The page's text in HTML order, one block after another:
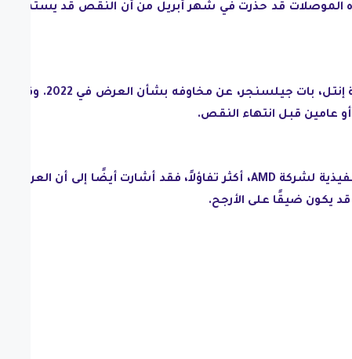
الموصلات قد حذرت في شهر أبريل من أن النقص قد يستمر حتى
كما أعرب الرئيس التنفيذي لشركة إنتل، بات جيلسنجر، عن مخاوفه بشأن العرض في 2022. وقال في
عامين قبل انتهاء النقص.
وبينما كانت ليزا سو، الرئيسة التنفيذية لشركة AMD، أكثر تفاؤلاً، فقد أشارت أيضًا إلى أن العرض في
يكون ضيقًا على الأرجح.